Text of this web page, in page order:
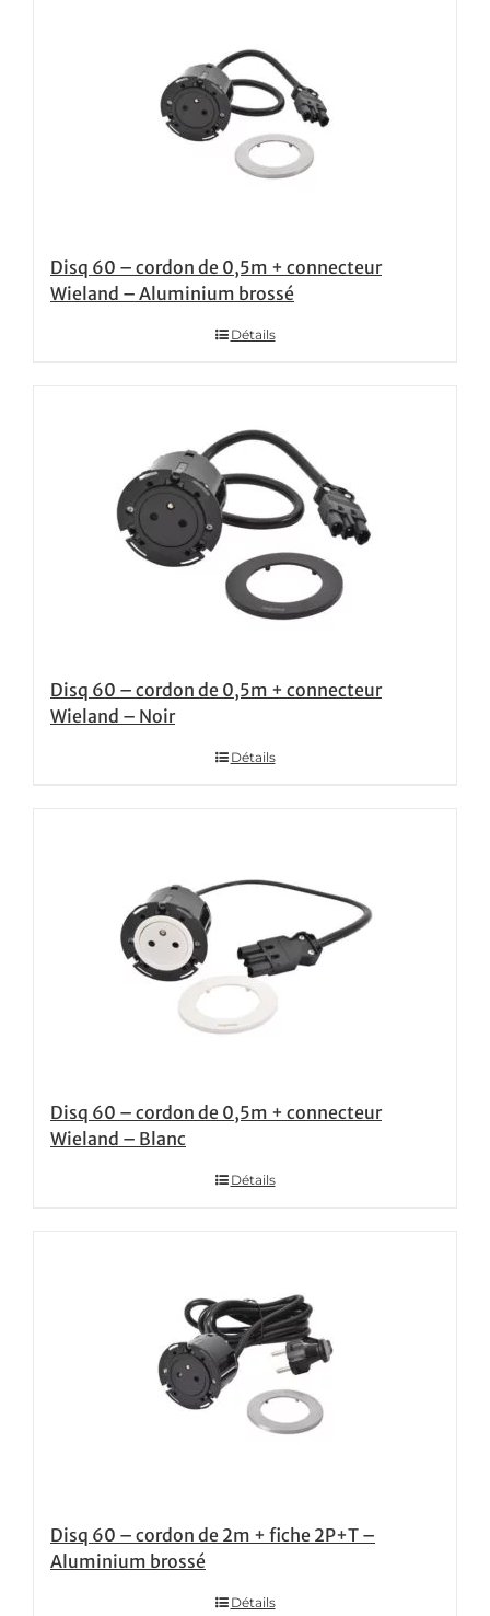
Disq 60 – cordon de 0,5m + connecteur
Wieland – Aluminium brossé
Détails
Disq 60 – cordon de 0,5m + connecteur
Wieland – Noir
Détails
Disq 60 – cordon de 0,5m + connecteur
Wieland – Blanc
Détails
Disq 60 – cordon de 2m + fiche 2P+T –
Aluminium brossé
Détails